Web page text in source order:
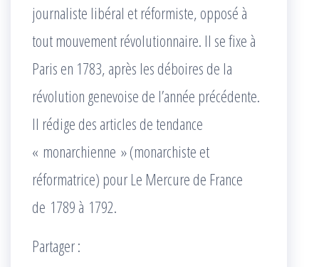
journaliste libéral et réformiste, opposé à
tout mouvement révolutionnaire. Il se fixe à
Paris en 1783, après les déboires de la
révolution genevoise de l’année précédente.
Il rédige des articles de tendance
« monarchienne » (monarchiste et
réformatrice) pour Le Mercure de France
de 1789 à 1792.
Partager :